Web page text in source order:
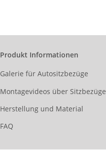
Produkt Informationen
Galerie für Autositzbezüge
Montagevideos über Sitzbezüge
Herstellung und Material
FAQ